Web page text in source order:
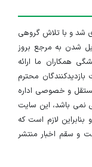
در تاریخ ۱۳۹۱/۱/۱۰ راه اندازی شد و با تلاش گروهی
شدن به مرجع بروز
همکاران ما ارائه
محترم
و خصوصی اداره
نمی باشد، این سایت
لازم است که
و سقم اخبار منتشر